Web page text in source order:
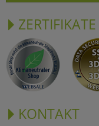
ZERTIFIKATE
KONTAKT